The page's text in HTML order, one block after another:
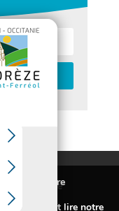
de Sorèze
la meilleure
désactiver et lire notre